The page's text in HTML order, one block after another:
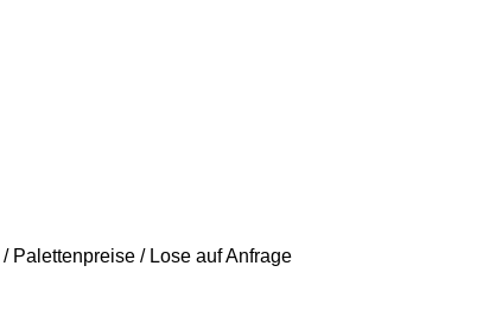
Palettenpreise / Lose auf Anfrage